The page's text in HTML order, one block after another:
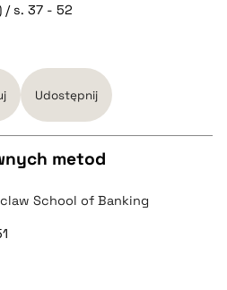
/ s. 37 - 52
Udostępnij
metod
School of Banking